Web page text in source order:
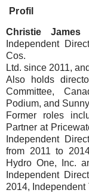
Profil
Christie James
Independent
Cos.
Ltd. since 2011,
Also holds
Committee,
Podium, and
Former roles
Partner at
Independent
from 2011 to
Hydro One, Inc.
Independent
2014,